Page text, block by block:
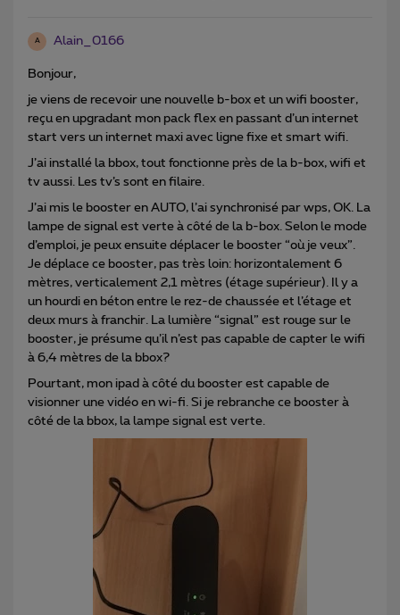
A Alain_0166
Bonjour,
je viens de recevoir une nouvelle b-box et un wifi booster,
reçu en upgradant mon pack flex en passant d’un internet
start vers un internet maxi avec ligne fixe et smart wifi.
J’ai installé la bbox, tout fonctionne près de la b-box, wifi et
tv aussi. Les tv’s sont en filaire.
J’ai mis le booster en AUTO, l’ai synchronisé par wps, OK. La
lampe de signal est verte à côté de la b-box. Selon le mode
d’emploi, je peux ensuite déplacer le booster “où je veux”.
Je déplace ce booster, pas très loin: horizontalement 6
mètres, verticalement 2,1 mètres (étage supérieur). Il y a
un hourdi en béton entre le rez-de chaussée et l’étage et
deux murs à franchir. La lumière “signal” est rouge sur le
booster, je présume qu’il n’est pas capable de capter le wifi
à 6,4 mètres de la bbox?
Pourtant, mon ipad à côté du booster est capable de
visionner une vidéo en wi-fi. Si je rebranche ce booster à
côté de la bbox, la lampe signal est verte.